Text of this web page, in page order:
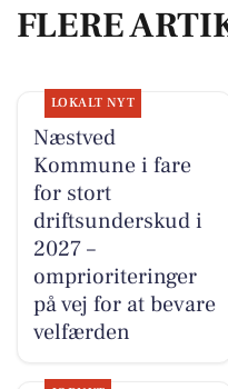
FLERE
LOKALT NYT
Næstved
Kommune i fare
for stort
driftsunderskud i
2027 –
omprioriteringer
på vej for at bevare
velfærden